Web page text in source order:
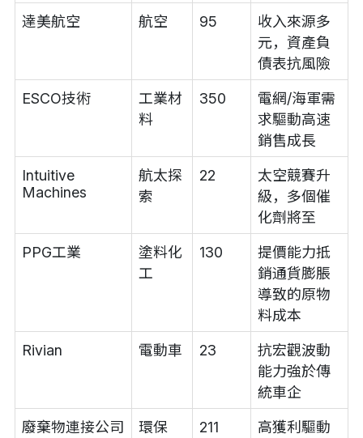
達美航空 航空 95
收入來源多
元，資產負
債表抗風險
ESCO技術
工業材
料
350
電網/海軍需
求驅動高速
銷售成長
Intuitive
Machines
航太探
索
22
太空競賽升
級，多個催
化劑將至
PPG工業
塗料化
工
130
提價能力抵
銷通貨膨脹
導致的原物
料成本
Rivian 電動車 23
抗宏觀波動
能力強於傳
統車企
廢棄物連接公司 環保 211
高獲利驅動